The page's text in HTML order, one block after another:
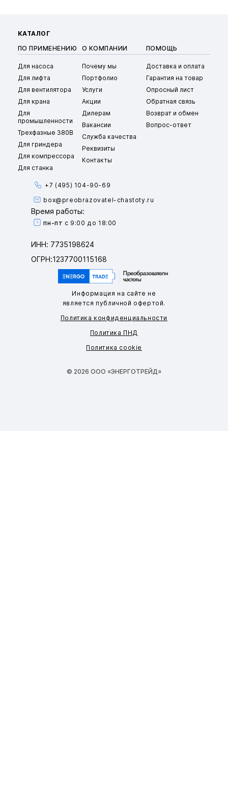
КАТАЛОГ
ПО ПРИМЕНЕНИЮ
Для насоса
Для лифта
Для вентилятора
Для крана
Для
промышленности
Трехфазные 380В
Для гриндера
Для компрессора
Для станка
О КОМПАНИИ
Почему мы
Портфолио
Услуги
Акции
Дилерам
Вакансии
Служба качества
Реквизиты
Контакты
ПОМОЩЬ
Доставка и оплата
Гарантия на товар
Опросный лист
Обратная связь
Возврат и обмен
Вопрос-ответ
+7 (495) 104-90-69
box@preobrazovatel-chastoty.ru
Время работы:
пн-пт с 9:00 до 18:00
ИНН: 7735198624
ОГРН:1237700115168
Информация на сайте не
является публичной офертой.
Политика конфиденциальности
Политика ПНД
Политика cookie
© 2026 ООО «ЭНЕРГОТРЕЙД»